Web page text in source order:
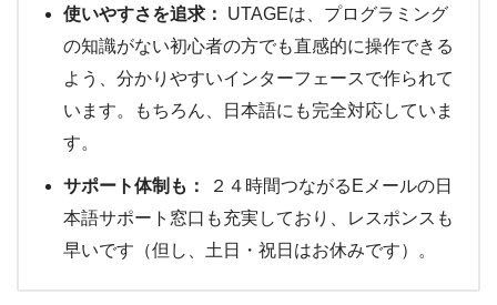
使いやすさを追求：
UTAGEは、プログラミング
の知識がない初心者の方でも直感的に操作できる
よう、分かりやすいインターフェースで作られて
います。もちろん、日本語にも完全対応していま
す。
サポート体制も：
２４時間つながるEメールの日
本語サポート窓口も充実しており、レスポンスも
早いです（但し、土日・祝日はお休みです）。